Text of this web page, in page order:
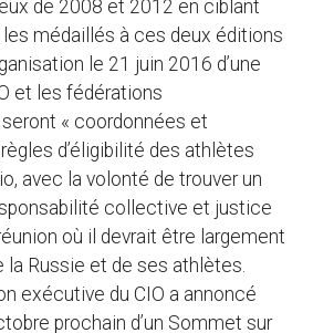
de 2008 et 2012 en ciblant
médaillés à ces deux éditions
le 21 juin 2016 d’une
et les fédérations
« coordonnées et
d’éligibilité des athlètes
avec la volonté de trouver un
collective et justice
où il devrait être largement
la Russie et de ses athlètes.
exécutive du CIO a annoncé
prochain d’un Sommet sur